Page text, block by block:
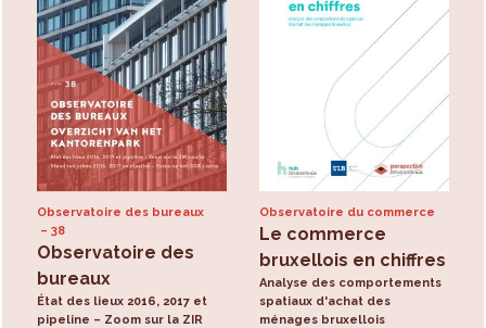
Observatoire des bureaux
38
Observatoire des
bureaux
État des lieux 2016, 2017 et
pipeline – Zoom sur la ZIR
Observatoire du commerce
Le commerce
bruxellois en chiffres
Analyse des comportements
spatiaux d'achat des
ménages bruxellois